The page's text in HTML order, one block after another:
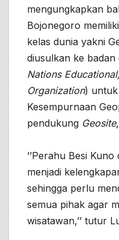
mengungkapkan
Bojonegoro
kelas dunia yakni
diusulkan ke
Nations
Organization) untuk
Kesempurnaan
pendukung Geosite,
’’Perahu Besi
menjadi
sehingga perlu
semua pihak agar
wisatawan,’’ tutur